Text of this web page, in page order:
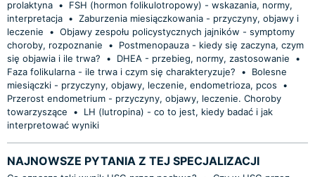
prolaktyna •
FSH (hormon folikulotropowy) - wskazania, normy,
interpretacja • Zaburzenia miesiączkowania - przyczyny, objawy i
leczenie
• Objawy zespołu policystycznych jajników - symptomy
choroby, rozpoznanie
•
Postmenopauza - kiedy się zaczyna, czym
się objawia i ile trwa?
• DHEA - przebieg, normy, zastosowanie
•
Faza folikularna - ile trwa i czym się charakteryzuje?
•
Bolesne
miesiączki - przyczyny, objawy, leczenie, endometrioza, pcos
•
Przerost endometrium - przyczyny, objawy, leczenie. Choroby
towarzyszące
•
LH (lutropina) - co to jest, kiedy badać i jak
interpretować wyniki
NAJNOWSZE PYTANIA Z TEJ SPECJALIZACJI